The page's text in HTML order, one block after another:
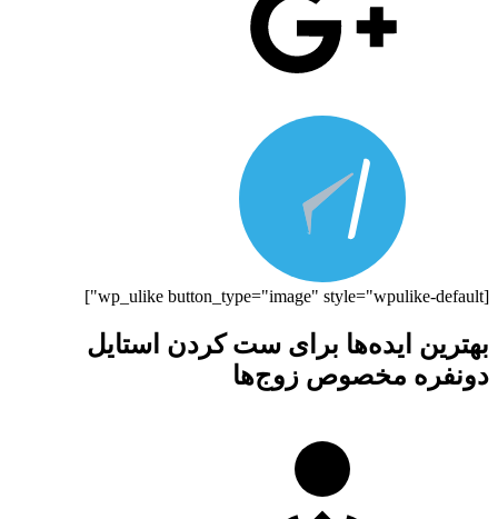
[wp_ulike button_type="image" style="wpulike-default"]
بهترین ایده‌‌ها برای ست کردن استایل
دونفره مخصوص زوج‌ها